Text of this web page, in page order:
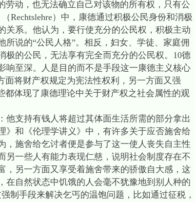
劳动，也无法确立自己对该物的所有权，只有公
Rechtslehre）中，康德通过积极公民身份和消极
系。他认为，要行使充分的公民权，积极主动
说的“公民人格”。相反，妇女、学徒、家庭佣
的公民，无法享有完全而充分的公民权。10德
响至深。人是目的而不是手段这一康德主义核心
面将财产权规定为宪法性权利，另一方面又强
都体现了康德理论中关于财产权之社会属性的观
支持有钱人将超过其体面生活所需的部分拿出
和《伦理学讲义》中，有许多关于应否施舍给
施舍给乞讨者便是参与了这一使人丧失自主性
另一些人有能力表现仁慈，说明社会制度存在不
，另一方面又享受着施舍带来的骄傲自大感，这
在自然状态中饥饿的人会毫不犹豫地到别人种的
制手段来解决乞丐的温饱问题，比如通过征税，